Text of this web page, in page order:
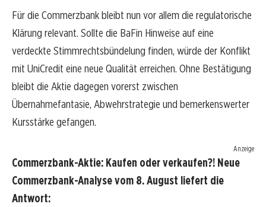
Für die Commerzbank bleibt nun vor allem die regulatorische
Klärung relevant. Sollte die BaFin Hinweise auf eine
verdeckte Stimmrechtsbündelung finden, würde der Konflikt
mit UniCredit eine neue Qualität erreichen. Ohne Bestätigung
bleibt die Aktie dagegen vorerst zwischen
Übernahmefantasie, Abwehrstrategie und bemerkenswerter
Kursstärke gefangen.
Anzeige
Commerzbank-Aktie: Kaufen oder verkaufen?! Neue
Commerzbank-Analyse vom 8. August liefert die
Antwort: